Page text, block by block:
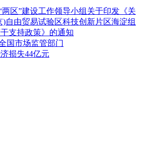
两区”建设工作领导小组关于印发《关
自由贸易试验区科技创新片区海淀组
支持政策》的通知
国市场监管部门
损失44亿元